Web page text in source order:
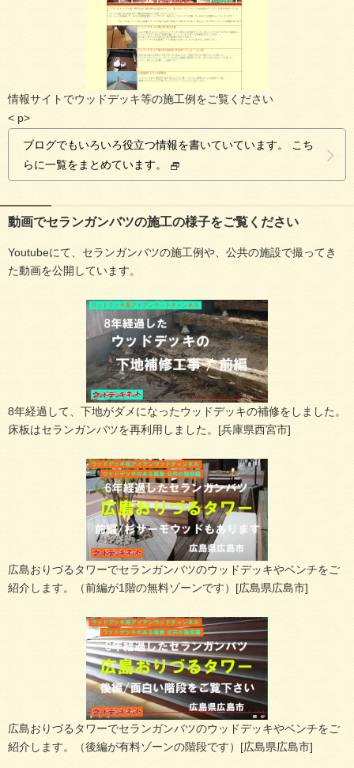
情報サイトでウッドデッキ等の施工例をご覧ください
< p>
ブログでもいろいろ役立つ情報を書いていています。 こち
らに一覧をまとめています。
動画でセランガンバツの施工の様子をご覧ください
Youtubeにて、セランガンバツの施工例や、公共の施設で撮ってき
た動画を公開しています。
8年経過して、下地がダメになったウッドデッキの補修をしました。
床板はセランガンバツを再利用しました。[兵庫県西宮市]
広島おりづるタワーでセランガンバツのウッドデッキやベンチをご
紹介します。（前編が1階の無料ゾーンです）[広島県広島市]
広島おりづるタワーでセランガンバツのウッドデッキやベンチをご
紹介します。（後編が有料ゾーンの階段です）[広島県広島市]